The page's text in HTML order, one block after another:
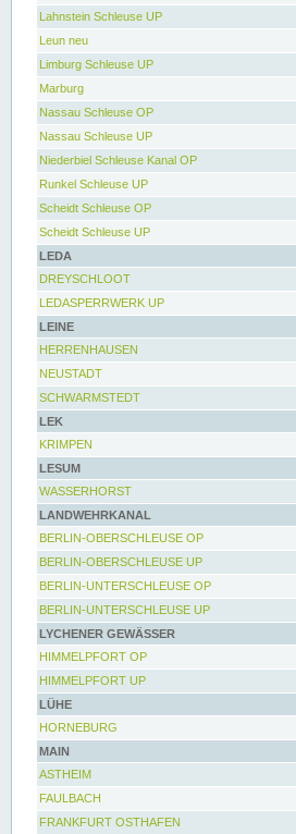
Lahnstein Schleuse UP
Leun neu
Limburg Schleuse UP
Marburg
Nassau Schleuse OP
Nassau Schleuse UP
Niederbiel Schleuse Kanal OP
Runkel Schleuse UP
Scheidt Schleuse OP
Scheidt Schleuse UP
LEDA
DREYSCHLOOT
LEDASPERRWERK UP
LEINE
HERRENHAUSEN
NEUSTADT
SCHWARMSTEDT
LEK
KRIMPEN
LESUM
WASSERHORST
LANDWEHRKANAL
BERLIN-OBERSCHLEUSE OP
BERLIN-OBERSCHLEUSE UP
BERLIN-UNTERSCHLEUSE OP
BERLIN-UNTERSCHLEUSE UP
LYCHENER GEWÄSSER
HIMMELPFORT OP
HIMMELPFORT UP
LÜHE
HORNEBURG
MAIN
ASTHEIM
FAULBACH
FRANKFURT OSTHAFEN